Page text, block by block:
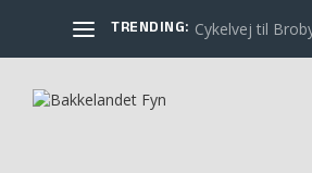
TRENDING: Cykelvej til